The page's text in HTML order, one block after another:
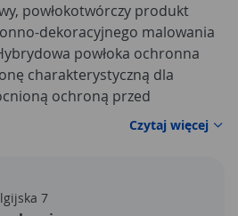
powłokotwórczy produkt
dekoracyjnego malowania
powłoka ochronna
charakterystyczną dla
ochroną przed
własciwą lakierobejcom.
powłokę odporną na grzyby i
Czytaj więcej
7